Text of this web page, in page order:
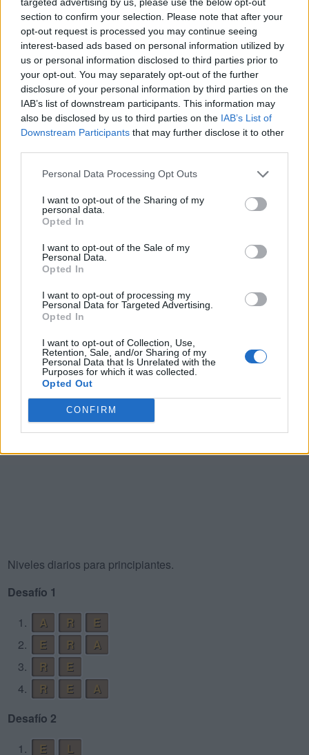
section to confirm your selection. Please note that after your
opt-out request is processed you may continue seeing
interest-based ads based on personal information utilized by
us or personal information disclosed to third parties prior to
your opt-out. You may separately opt-out of the further
disclosure of your personal information by third parties on the
IAB’s list of downstream participants. This information may
also be disclosed by us to third parties on the IAB’s List of
Downstream Participants that may further disclose it to other
Personal Data Processing Opt Outs
I want to opt-out of the Sharing of my
personal data.
Opted In
I want to opt-out of the Sale of my
Personal Data.
Opted In
I want to opt-out of processing my
Personal Data for Targeted Advertising.
Opted In
I want to opt-out of Collection, Use,
Retention, Sale, and/or Sharing of my
Personal Data that Is Unrelated with the
Purposes for which it was collected.
Opted Out
CONFIRM
4.
I M P L I C
A
5.
L I C I
A
6.
L I M
A
7.
L I M P I
A
8. M I C
A
9.
M I L P
A
10.
P A L
I
P I C
A
A
Niveles diarios para principiantes.
Desafío 1
1.
A R
E
2.
E R
A
3.
R
E
4.
R E
A
Desafío 2
1.
E
L